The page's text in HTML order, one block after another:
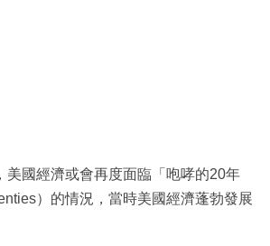
美國經濟或會再度面臨「咆哮的20年
）的情況，當時美國經濟蓬勃發展